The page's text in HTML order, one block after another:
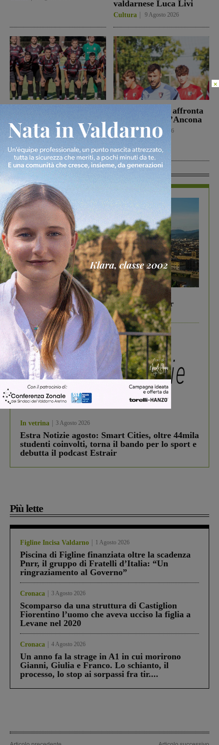
valdarnese Luca Livi
Cultura 9 Agosto 2026
battuto 3-1
nell’amichevole di
Grosseto
Calcio 8 Agosto 2026
Il Montevarchi affronta
in amichevole l’Ancona
Calcio 8 Agosto 2026
In Vetrina
In vetrina 6 Agosto 2026
Gita di famiglia a Firenze: 5 idee per far
divertire i tuoi figli
In vetrina 3 Agosto 2026
Estra Notizie agosto: Smart Cities, oltre 44mila
studenti coinvolti, torna il bando per lo sport e
debutta il podcast Estrair
Più lette
Figline Incisa Valdarno 1 Agosto 2026
Piscina di Figline finanziata oltre la scadenza
Pnrr, il gruppo di Fratelli d’Italia: “Un
ringraziamento al Governo”
Cronaca 3 Agosto 2026
Scomparso da una struttura di Castiglion
Fiorentino l’uomo che aveva ucciso la figlia a
Levane nel 2020
Cronaca 4 Agosto 2026
Un anno fa la strage in A1 in cui morirono
Gianni, Giulia e Franco. Lo schianto, il
processo, lo stop ai sorpassi fra tir....
×